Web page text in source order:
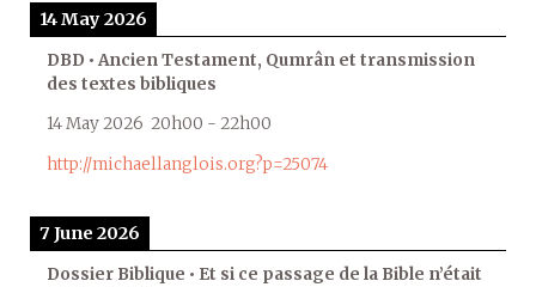
14 May 2026
DBD • Ancien Testament, Qumrân et transmission
des textes bibliques
14 May 2026 20h00 - 22h00
http://michaellanglois.org?p=25074
7 June 2026
Dossier Biblique • Et si ce passage de la Bible n’était